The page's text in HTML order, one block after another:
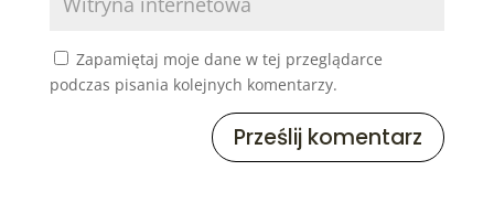
Zapamiętaj moje dane w tej przeglądarce
podczas pisania kolejnych komentarzy.